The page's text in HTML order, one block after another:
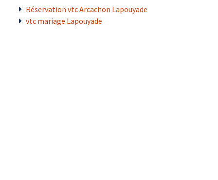
Réservation vtc Arcachon Lapouyade
vtc mariage Lapouyade